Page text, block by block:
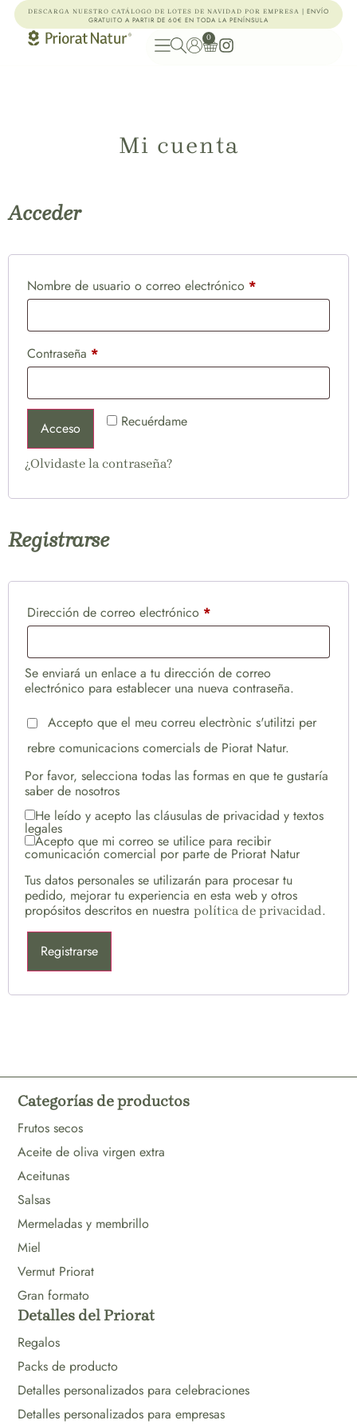
DESCARGA NUESTRO CATÁLOGO DE LOTES DE NAVIDAD POR EMPRESA | ENVÍO
GRATUITO A PARTIR DE 60€ EN TODA LA PENÍNSULA
0
Mi cuenta
Acceder
Nombre de usuario o correo electrónico *
Contraseña *
Recuérdame
Acceso
¿Olvidaste la contraseña?
Registrarse
Dirección de correo electrónico *
Se enviará un enlace a tu dirección de correo
electrónico para establecer una nueva contraseña.
Accepto que el meu correu electrònic s'utilitzi per
rebre comunicacions comercials de Piorat Natur.
Por favor, selecciona todas las formas en que te gustaría
saber de nosotros
He leído y acepto las cláusulas de privacidad y textos
legales
Acepto que mi correo se utilice para recibir
comunicación comercial por parte de Priorat Natur
Tus datos personales se utilizarán para procesar tu
pedido, mejorar tu experiencia en esta web y otros
propósitos descritos en nuestra política de privacidad.
Registrarse
Categorías de productos
Frutos secos
Aceite de oliva virgen extra
Aceitunas
Salsas
Mermeladas y membrillo
Miel
Vermut Priorat
Gran formato
Detalles del Priorat
Regalos
Packs de producto
Detalles personalizados para celebraciones
Detalles personalizados para empresas